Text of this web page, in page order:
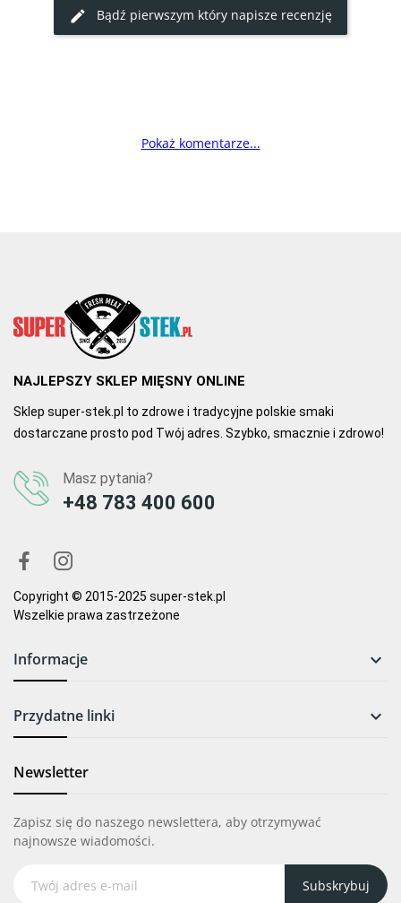
Bądź pierwszym który napisze recenzję
Pokaż komentarze...
NAJLEPSZY SKLEP MIĘSNY ONLINE
Sklep super-stek.pl to zdrowe i tradycyjne polskie smaki
dostarczane prosto pod Twój adres. Szybko, smacznie i zdrowo!
Masz pytania?
+48 783 400 600
Copyright © 2015-2025 super-stek.pl
Wszelkie prawa zastrzeżone
Informacje 
Przydatne linki 
Newsletter
Zapisz się do naszego newslettera, aby otrzymywać
najnowsze wiadomości.
Subskrybuj